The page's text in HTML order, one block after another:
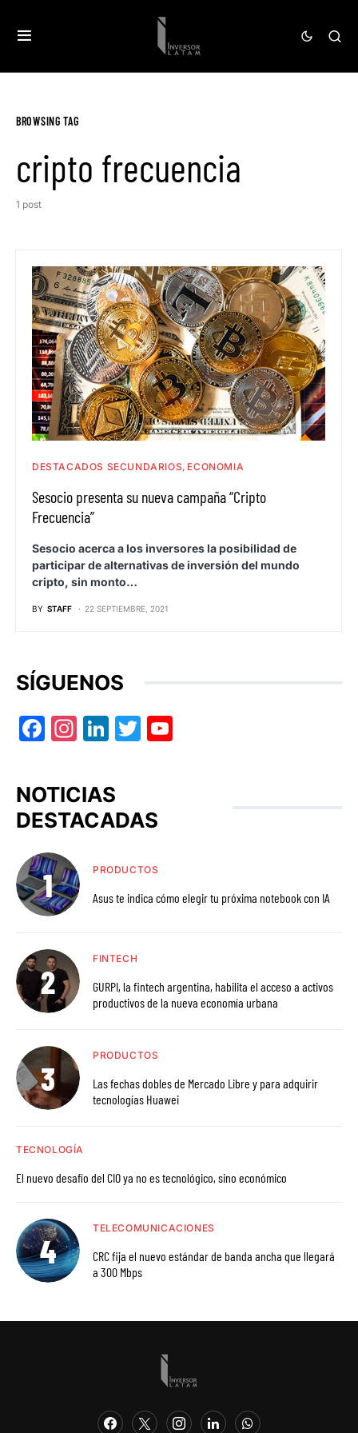
BROWSING TAG
cripto frecuencia
1 post
DESTACADOS SECUNDARIOS ECONOMIA
Sesocio presenta su nueva campaña “Cripto
Frecuencia”
Sesocio acerca a los inversores la posibilidad de
participar de alternativas de inversión del mundo
cripto, sin monto…
BY STAFF 22 SEPTIEMBRE, 2021
SÍGUENOS
Facebook
Instagram
LinkedIn
Twitter
NOTICIAS
DESTACADAS
PRODUCTOS
Asus te indica cómo elegir tu próxima notebook con IA
FINTECH
GURPI, la fintech argentina, habilita el acceso a activos
productivos de la nueva economía urbana
PRODUCTOS
Las fechas dobles de Mercado Libre y para adquirir
tecnologías Huawei
TECNOLOGÍA
El nuevo desafío del CIO ya no es tecnológico, sino económico
TELECOMUNICACIONES
CRC fija el nuevo estándar de banda ancha que llegará
a 300 Mbps